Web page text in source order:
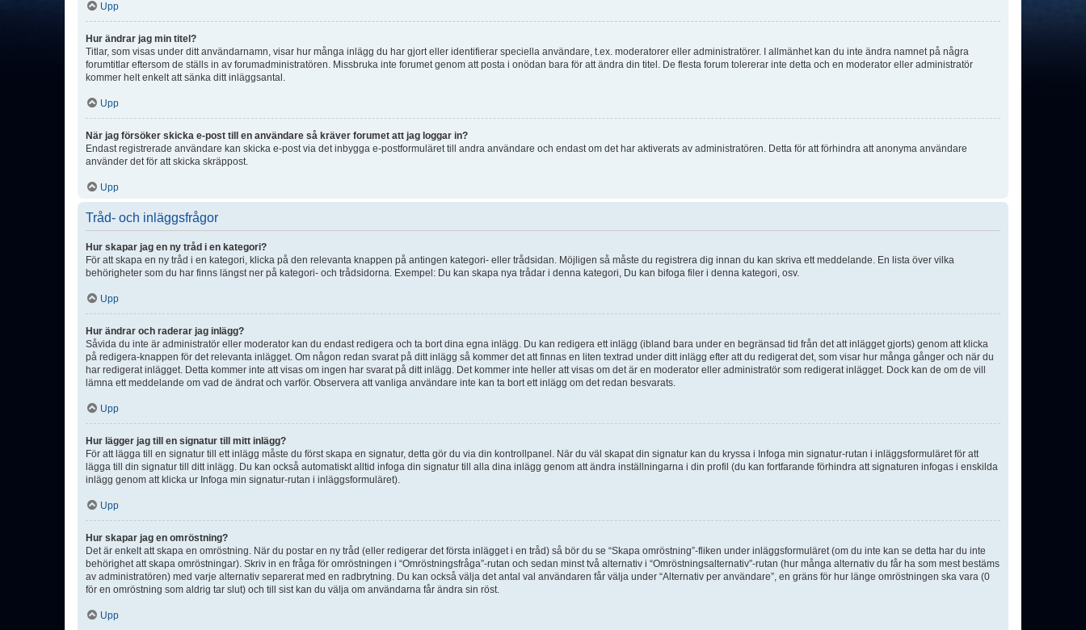
Upp
Hur ändrar jag min titel?
Titlar, som visas under ditt användarnamn, visar hur många inlägg du har gjort eller identifierar speciella användare, t.ex. moderatorer eller administratörer. I allmänhet kan du inte ändra namnet på några
forumtitlar eftersom de ställs in av forumadministratören. Missbruka inte forumet genom att posta i onödan bara för att ändra din titel. De flesta forum tolererar inte detta och en moderator eller administratör
kommer helt enkelt att sänka ditt inläggsantal.
Upp
När jag försöker skicka e-post till en användare så kräver forumet att jag loggar in?
Endast registrerade användare kan skicka e-post via det inbygga e-postformuläret till andra användare och endast om det har aktiverats av administratören. Detta för att förhindra att anonyma användare
använder det för att skicka skräppost.
Upp
Tråd- och inläggsfrågor
Hur skapar jag en ny tråd i en kategori?
För att skapa en ny tråd i en kategori, klicka på den relevanta knappen på antingen kategori- eller trådsidan. Möjligen så måste du registrera dig innan du kan skriva ett meddelande. En lista över vilka
behörigheter som du har finns längst ner på kategori- och trådsidorna. Exempel: Du kan skapa nya trådar i denna kategori, Du kan bifoga filer i denna kategori, osv.
Upp
Hur ändrar och raderar jag inlägg?
Såvida du inte är administratör eller moderator kan du endast redigera och ta bort dina egna inlägg. Du kan redigera ett inlägg (ibland bara under en begränsad tid från det att inlägget gjorts) genom att klicka
på redigera-knappen för det relevanta inlägget. Om någon redan svarat på ditt inlägg så kommer det att finnas en liten textrad under ditt inlägg efter att du redigerat det, som visar hur många gånger och när du
har redigerat inlägget. Detta kommer inte att visas om ingen har svarat på ditt inlägg. Det kommer inte heller att visas om det är en moderator eller administratör som redigerat inlägget. Dock kan de om de vill
lämna ett meddelande om vad de ändrat och varför. Observera att vanliga användare inte kan ta bort ett inlägg om det redan besvarats.
Upp
Hur lägger jag till en signatur till mitt inlägg?
För att lägga till en signatur till ett inlägg måste du först skapa en signatur, detta gör du via din kontrollpanel. När du väl skapat din signatur kan du kryssa i Infoga min signatur-rutan i inläggsformuläret för att
lägga till din signatur till ditt inlägg. Du kan också automatiskt alltid infoga din signatur till alla dina inlägg genom att ändra inställningarna i din profil (du kan fortfarande förhindra att signaturen infogas i enskilda
inlägg genom att klicka ur Infoga min signatur-rutan i inläggsformuläret).
Upp
Hur skapar jag en omröstning?
Det är enkelt att skapa en omröstning. När du postar en ny tråd (eller redigerar det första inlägget i en tråd) så bör du se “Skapa omröstning”-fliken under inläggsformuläret (om du inte kan se detta har du inte
behörighet att skapa omröstningar). Skriv in en fråga för omröstningen i “Omröstningsfråga”-rutan och sedan minst två alternativ i “Omröstningsalternativ”-rutan (hur många alternativ du får ha som mest bestäms
av administratören) med varje alternativ separerat med en radbrytning. Du kan också välja det antal val användaren får välja under “Alternativ per användare”, en gräns för hur länge omröstningen ska vara (0
för en omröstning som aldrig tar slut) och till sist kan du välja om användarna får ändra sin röst.
Upp